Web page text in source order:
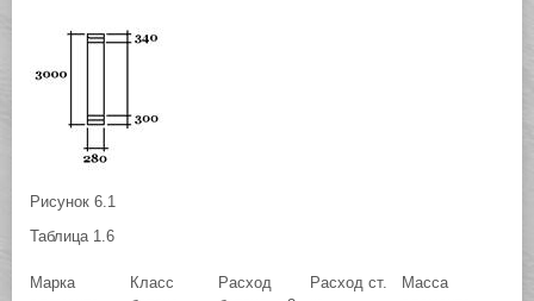
Рисунок 6.1
Таблица 1.6
Марка
Класс
Расход
Расход ст.
Масса